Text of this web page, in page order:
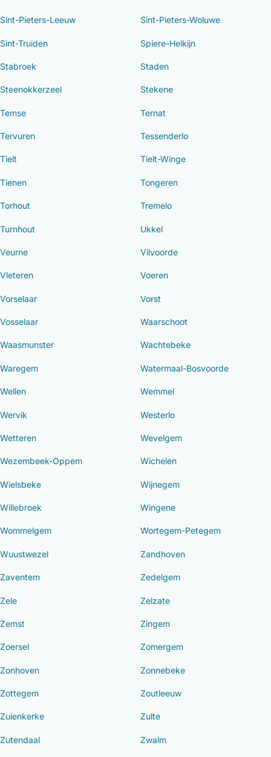
Sint-Pieters-Leeuw Sint-Pieters-Woluwe
Sint-Truiden Spiere-Helkijn
Stabroek Staden
Steenokkerzeel Stekene
Temse Ternat
Tervuren Tessenderlo
Tielt Tielt-Winge
Tienen Tongeren
Torhout Tremelo
Turnhout Ukkel
Veurne Vilvoorde
Vleteren Voeren
Vorselaar Vorst
Vosselaar Waarschoot
Waasmunster Wachtebeke
Waregem Watermaal-Bosvoorde
Wellen Wemmel
Wervik Westerlo
Wetteren Wevelgem
Wezembeek-Oppem Wichelen
Wielsbeke Wijnegem
Willebroek Wingene
Wommelgem Wortegem-Petegem
Wuustwezel Zandhoven
Zaventem Zedelgem
Zele Zelzate
Zemst Zingem
Zoersel Zomergem
Zonhoven Zonnebeke
Zottegem Zoutleeuw
Zuienkerke Zulte
Zutendaal Zwalm